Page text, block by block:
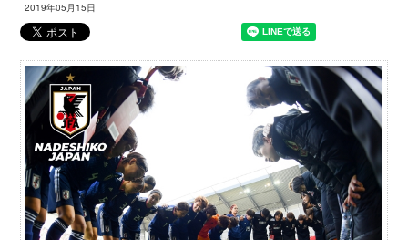
2019年05月15日